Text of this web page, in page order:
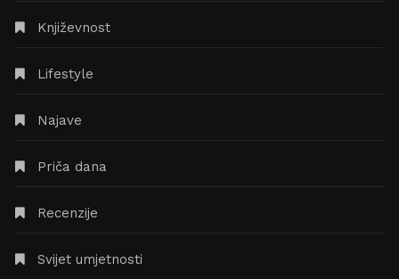
Književnost
Lifestyle
Najave
Priča dana
Recenzije
Svijet umjetnosti